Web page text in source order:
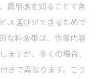
費用感を知ることで無
ス選びができるためで
な料金帯は、作業内容
ますが、多くの場合、
きで異なります。こう